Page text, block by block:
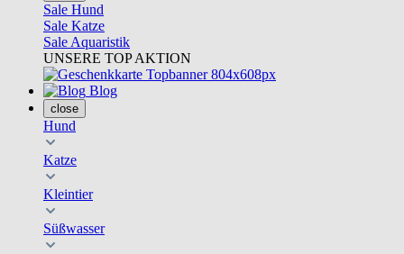
Sale Hund
Sale Katze
Sale Aquaristik
UNSERE TOP AKTION
Blog
close
Hund
Katze
Kleintier
Süßwasser